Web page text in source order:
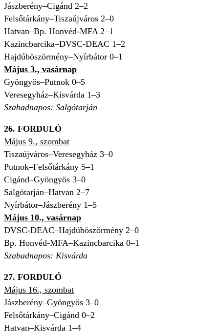
Jászberény–Cigánd 2–2
Felsőtárkány–Tiszaújváros 2–0
Hatvan–Bp. Honvéd-MFA 2–1
Kazincbarcika–DVSC-DEAC 1–2
Hajdúböszörmény–Nyírbátor 0–1
Május 3., vasárnap
Gyöngyös–Putnok 0–5
Veresegyház–Kisvárda 1–3
Szabadnapos: Salgótarján
26. FORDULÓ
Május 9., szombat
Tiszaújváros–Veresegyház 3–0
Putnok–Felsőtárkány 5–1
Cigánd–Gyöngyös 3–0
Salgótarján–Hatvan 2–7
Nyírbátor–Jászberény 1–5
Május 10., vasárnap
DVSC-DEAC–Hajdúböszörmény 2–0
Bp. Honvéd-MFA–Kazincbarcika 0–1
Szabadnapos: Kisvárda
27. FORDULÓ
Május 16., szombat
Jászberény–Gyöngyös 3–0
Felsőtárkány–Cigánd 0–2
Hatvan–Kisvárda 1–4